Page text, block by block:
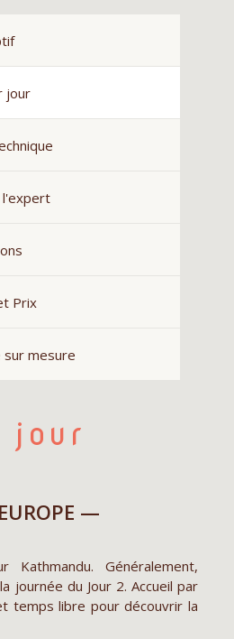
jour
Prix
sur mesure
jour
—
Kathmandu. Généralement,
journée du Jour 2. Accueil par
temps libre pour découvrir la